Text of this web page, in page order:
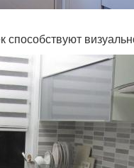
способствуют